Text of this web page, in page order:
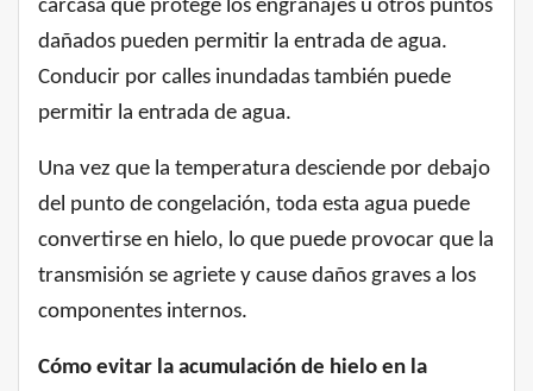
carcasa que protege los engranajes u otros puntos
dañados pueden permitir la entrada de agua.
Conducir por calles inundadas también puede
permitir la entrada de agua.
Una vez que la temperatura desciende por debajo
del punto de congelación, toda esta agua puede
convertirse en hielo, lo que puede provocar que la
transmisión se agriete y cause daños graves a los
componentes internos.
Cómo evitar la acumulación de hielo en la